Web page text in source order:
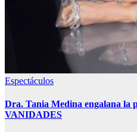
Espectáculos
Dra. Tania Medina engalana la
VANIDADES